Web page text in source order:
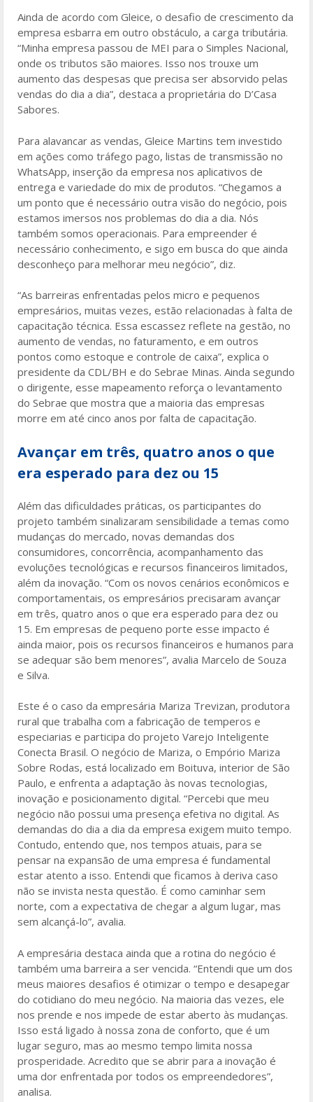
Ainda de acordo com Gleice, o desafio de crescimento da
empresa esbarra em outro obstáculo, a carga tributária.
“Minha empresa passou de MEI para o Simples Nacional,
onde os tributos são maiores. Isso nos trouxe um
aumento das despesas que precisa ser absorvido pelas
vendas do dia a dia”, destaca a proprietária do D’Casa
Sabores.
Para alavancar as vendas, Gleice Martins tem investido
em ações como tráfego pago, listas de transmissão no
WhatsApp, inserção da empresa nos aplicativos de
entrega e variedade do mix de produtos. “Chegamos a
um ponto que é necessário outra visão do negócio, pois
estamos imersos nos problemas do dia a dia. Nós
também somos operacionais. Para empreender é
necessário conhecimento, e sigo em busca do que ainda
desconheço para melhorar meu negócio”, diz.
“As barreiras enfrentadas pelos micro e pequenos
empresários, muitas vezes, estão relacionadas à falta de
capacitação técnica. Essa escassez reflete na gestão, no
aumento de vendas, no faturamento, e em outros
pontos como estoque e controle de caixa”, explica o
presidente da CDL/BH e do Sebrae Minas. Ainda segundo
o dirigente, esse mapeamento reforça o levantamento
do Sebrae que mostra que a maioria das empresas
morre em até cinco anos por falta de capacitação.
Avançar em três, quatro anos o que
era esperado para dez ou 15
Além das dificuldades práticas, os participantes do
projeto também sinalizaram sensibilidade a temas como
mudanças do mercado, novas demandas dos
consumidores, concorrência, acompanhamento das
evoluções tecnológicas e recursos financeiros limitados,
além da inovação. “Com os novos cenários econômicos e
comportamentais, os empresários precisaram avançar
em três, quatro anos o que era esperado para dez ou
15. Em empresas de pequeno porte esse impacto é
ainda maior, pois os recursos financeiros e humanos para
se adequar são bem menores”, avalia Marcelo de Souza
e Silva.
Este é o caso da empresária Mariza Trevizan, produtora
rural que trabalha com a fabricação de temperos e
especiarias e participa do projeto Varejo Inteligente
Conecta Brasil. O negócio de Mariza, o Empório Mariza
Sobre Rodas, está localizado em Boituva, interior de São
Paulo, e enfrenta a adaptação às novas tecnologias,
inovação e posicionamento digital. “Percebi que meu
negócio não possui uma presença efetiva no digital. As
demandas do dia a dia da empresa exigem muito tempo.
Contudo, entendo que, nos tempos atuais, para se
pensar na expansão de uma empresa é fundamental
estar atento a isso. Entendi que ficamos à deriva caso
não se invista nesta questão. É como caminhar sem
norte, com a expectativa de chegar a algum lugar, mas
sem alcançá-lo”, avalia.
A empresária destaca ainda que a rotina do negócio é
também uma barreira a ser vencida. “Entendi que um dos
meus maiores desafios é otimizar o tempo e desapegar
do cotidiano do meu negócio. Na maioria das vezes, ele
nos prende e nos impede de estar aberto às mudanças.
Isso está ligado à nossa zona de conforto, que é um
lugar seguro, mas ao mesmo tempo limita nossa
prosperidade. Acredito que se abrir para a inovação é
uma dor enfrentada por todos os empreendedores”,
analisa.